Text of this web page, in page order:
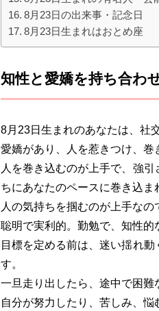
8月23日の出来事・記念日
8月23日生まれはおとめ座
知性と愛嬌を持ち合わ
8月23日生まれのあなたは、社
愛嬌があり、人を惹きつけ、巻
人を巻き込むのが上手で、強
ちにあなたのペースに巻き込ま
人の気持ちを掴むのが上手なの
聡明で実利的。勤勉で、知性的
目標を定める前は、迷い揺れ
す。
一旦走り出したら、途中で困難
自分が努力したり、苦しみ、悩